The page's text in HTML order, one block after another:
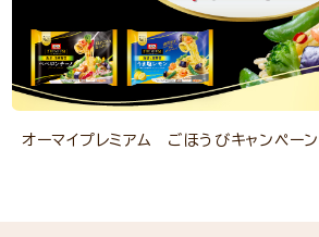
オーマイプレミアム ごほうびキャンペーン